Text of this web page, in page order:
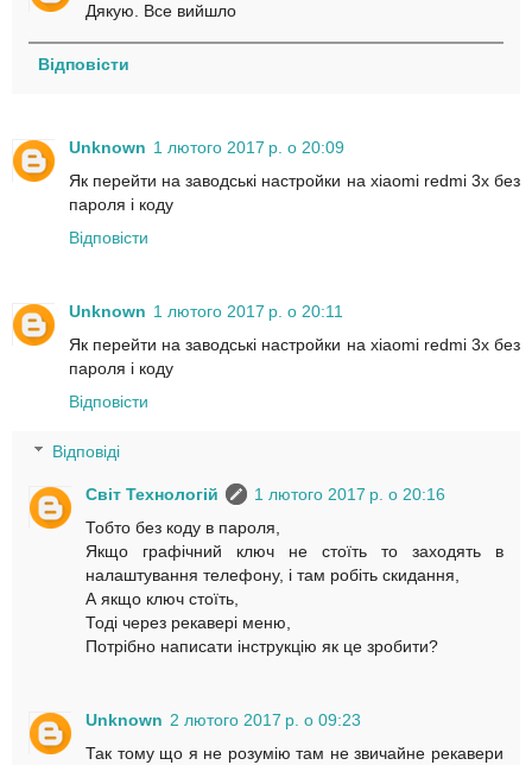
Дякую. Все вийшло
Відповісти
Unknown 1 лютого 2017 р. о 20:09
Як перейти на заводські настройки на xiaomi redmi 3x без
пароля і коду
Відповісти
Unknown 1 лютого 2017 р. о 20:11
Як перейти на заводські настройки на xiaomi redmi 3x без
пароля і коду
Відповісти
Відповіді
Світ Технологій
1 лютого 2017 р. о 20:16
Тобто без коду в пароля,
Якщо графічний ключ не стоїть то заходять в
налаштування телефону, і там робіть скидання,
А якщо ключ стоїть,
Тоді через рекавері меню,
Потрібно написати інструкцію як це зробити?
Unknown 2 лютого 2017 р. о 09:23
Так тому що я не розумію там не звичайне рекавери